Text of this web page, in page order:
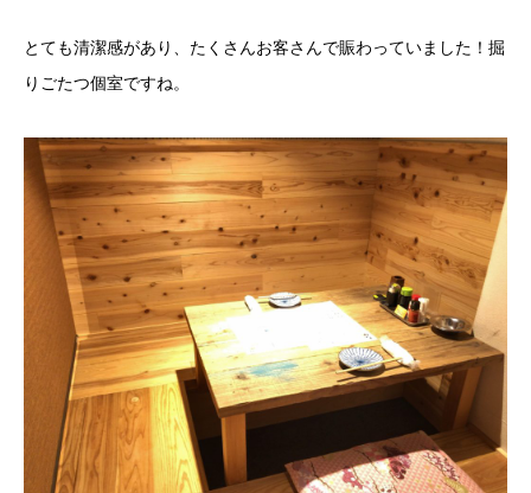
とても清潔感があり、たくさんお客さんで賑わっていました！掘
りごたつ個室ですね。